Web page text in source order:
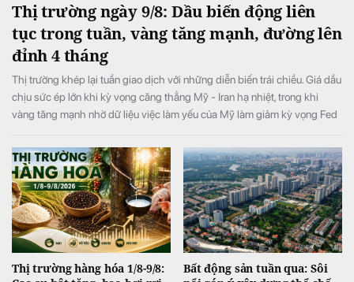
Thị trường ngày 9/8: Dầu biến động liên
tục trong tuần, vàng tăng mạnh, đường lên
đỉnh 4 tháng
Thị trường khép lại tuần giao dịch với những diễn biến trái chiều. Giá dầu
chịu sức ép lớn khi kỳ vọng căng thẳng Mỹ - Iran hạ nhiệt, trong khi
vàng tăng mạnh nhờ dữ liệu việc làm yếu của Mỹ làm giảm kỳ vọng Fed
nhất 4 tháng do lo ngại nguồn cung thiếu hụt, còn cacao và cà phê diễn
biến phân hóa.
Thị trường hàng hóa 1/8-9/8:
Bất động sản tuần qua: Sôi